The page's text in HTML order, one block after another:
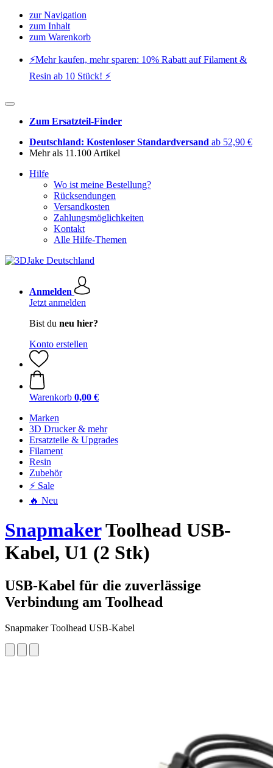
zur Navigation
zum Inhalt
zum Warenkorb
⚡️Mehr kaufen, mehr sparen: 10% Rabatt auf Filament &
Resin ab 10 Stück! ⚡️
Zum Ersatzteil-Finder
Deutschland: Kostenloser Standardversand ab 52,90 €
Mehr als 11.100 Artikel
Hilfe
Wo ist meine Bestellung?
Rücksendungen
Versandkosten
Zahlungsmöglichkeiten
Kontakt
Alle Hilfe-Themen
Anmelden
Jetzt anmelden
Bist du neu hier?
Konto erstellen
Warenkorb 0,00 €
Marken
3D Drucker & mehr
Ersatzteile & Upgrades
Filament
Resin
Zubehör
⚡ Sale
🔥 Neu
SnapmakerToolhead USB-
Kabel, U1 (2 Stk)
USB-Kabel für die zuverlässige
Verbindung am Toolhead
Snapmaker Toolhead USB-Kabel